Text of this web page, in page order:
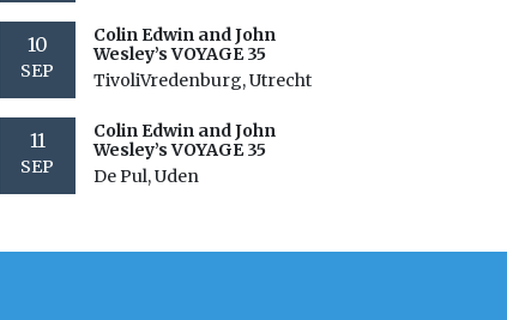
10
SEP
Colin Edwin and John
Wesley’s VOYAGE 35
TivoliVredenburg, Utrecht
11
SEP
Colin Edwin and John
Wesley’s VOYAGE 35
De Pul, Uden